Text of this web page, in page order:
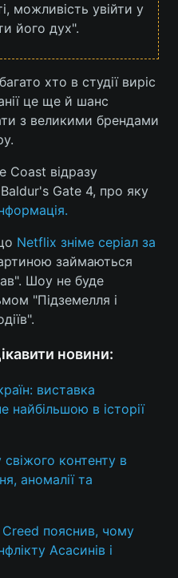
Регіони
Статті
Вакансії
можливість увійти у
його дух".
хто в студії виріс
це ще й шанс
з великими брендами
Coast відразу
Gate 4, про яку
Netflix зніме серіал за
займаються
Шоу не буде
"Підземелля і
новини:
виставка
найбільшою в історії
контенту в
аномалії та
пояснив, чому
Асасинів і